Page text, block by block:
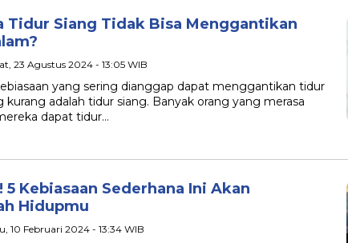
Tidur Siang Tidak Bisa Menggantikan
23 Agustus 2024 - 13:05 WIB
yang sering dianggap dapat menggantikan tidur
kurang adalah tidur siang. Banyak orang yang merasa
dapat tidur…
Kebiasaan Sederhana Ini Akan
Hidupmu
10 Februari 2024 - 13:34 WIB